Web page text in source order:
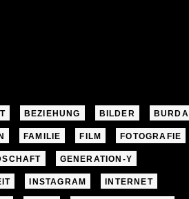
BEZIEHUNG BILDER BURDA
FAMILIE FILM FOTOGRAFIE
GENERATION-Y
INSTAGRAM INTERNET